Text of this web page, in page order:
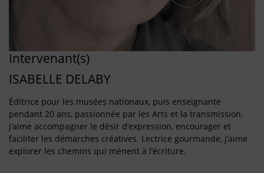
Intervenant(s)
ISABELLE DELABY
Éditrice pour les musées nationaux, puis enseignante
pendant 20 ans, passionnée par les Arts et la transmission,
j’aime accompagner le désir d’expression, encourager et
faciliter les démarches créatives. Lectrice gourmande, j’aime
explorer les chemins qui mènent à l’écriture.